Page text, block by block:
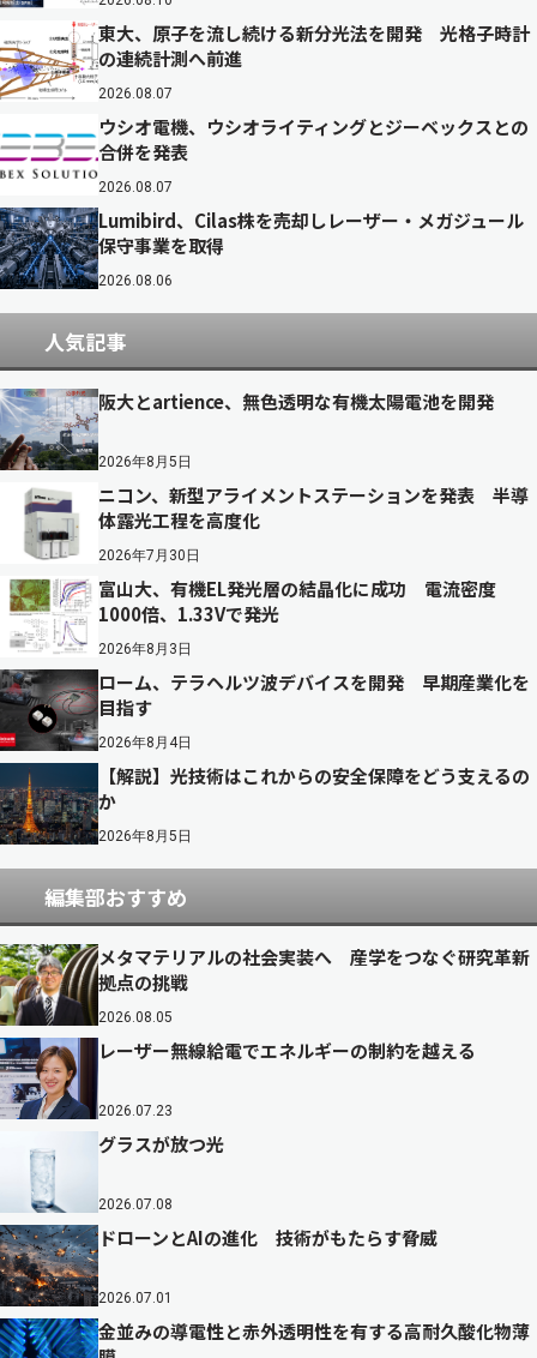
東大、原子を流し続ける新分光法を開発 光格子時計
の連続計測へ前進
2026.08.07
ウシオ電機、ウシオライティングとジーベックスとの
合併を発表
2026.08.07
Lumibird、Cilas株を売却しレーザー・メガジュール
保守事業を取得
2026.08.06
人気記事
阪大とartience、無色透明な有機太陽電池を開発
2026年8月5日
ニコン、新型アライメントステーションを発表 半導
体露光工程を高度化
2026年7月30日
富山大、有機EL発光層の結晶化に成功 電流密度
1000倍、1.33Vで発光
2026年8月3日
ローム、テラヘルツ波デバイスを開発 早期産業化を
目指す
2026年8月4日
【解説】光技術はこれからの安全保障をどう支えるの
か
2026年8月5日
編集部おすすめ
メタマテリアルの社会実装へ 産学をつなぐ研究革新
拠点の挑戦
2026.08.05
レーザー無線給電でエネルギーの制約を越える
2026.07.23
グラスが放つ光
2026.07.08
ドローンとAIの進化 技術がもたらす脅威
2026.07.01
金並みの導電性と赤外透明性を有する高耐久酸化物薄